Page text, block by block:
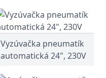
Vyzúvačka pneumatík
automatická 24", 230V